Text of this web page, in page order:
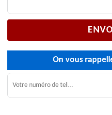
On vous